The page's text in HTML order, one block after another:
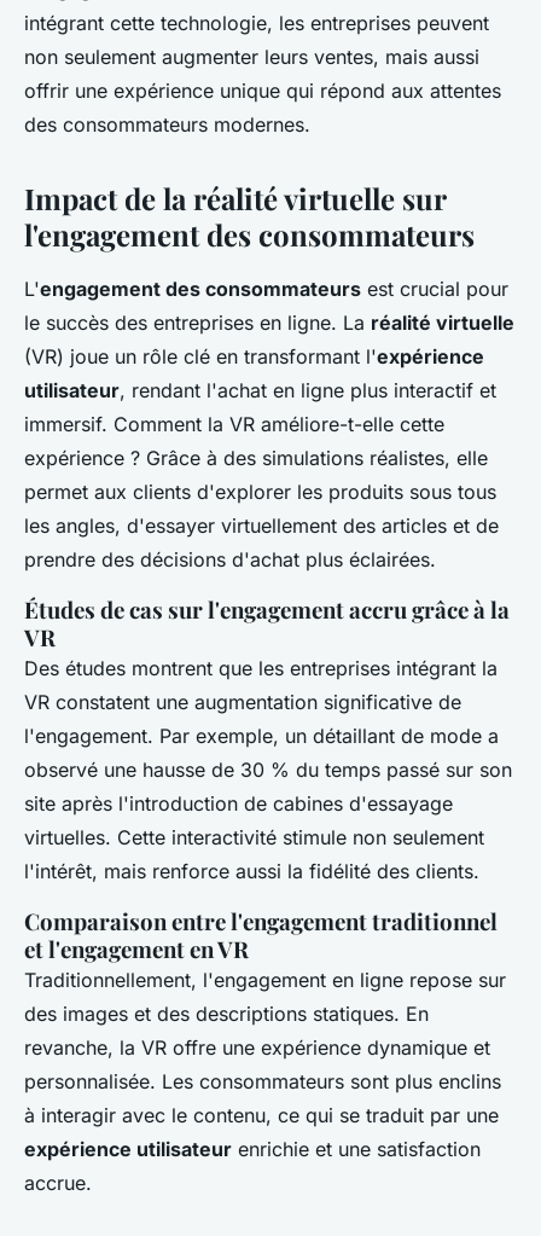
intégrant cette technologie, les entreprises peuvent
non seulement augmenter leurs ventes, mais aussi
offrir une expérience unique qui répond aux attentes
des consommateurs modernes.
Impact de la réalité virtuelle sur
l'engagement des consommateurs
L'engagement des consommateurs est crucial pour
le succès des entreprises en ligne. La réalité virtuelle
(VR) joue un rôle clé en transformant l'expérience
utilisateur, rendant l'achat en ligne plus interactif et
immersif. Comment la VR améliore-t-elle cette
expérience ? Grâce à des simulations réalistes, elle
permet aux clients d'explorer les produits sous tous
les angles, d'essayer virtuellement des articles et de
prendre des décisions d'achat plus éclairées.
Études de cas sur l'engagement accru grâce à la
VR
Des études montrent que les entreprises intégrant la
VR constatent une augmentation significative de
l'engagement. Par exemple, un détaillant de mode a
observé une hausse de 30 % du temps passé sur son
site après l'introduction de cabines d'essayage
virtuelles. Cette interactivité stimule non seulement
l'intérêt, mais renforce aussi la fidélité des clients.
Comparaison entre l'engagement traditionnel
et l'engagement en VR
Traditionnellement, l'engagement en ligne repose sur
des images et des descriptions statiques. En
revanche, la VR offre une expérience dynamique et
personnalisée. Les consommateurs sont plus enclins
à interagir avec le contenu, ce qui se traduit par une
expérience utilisateur enrichie et une satisfaction
accrue.